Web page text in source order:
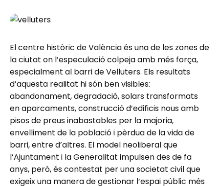
El centre històric de València és una de les zones de
la ciutat on l’especulació colpeja amb més força,
especialment al barri de Velluters. Els resultats
d’aquesta realitat hi són ben visibles:
abandonament, degradació, solars transformats
en aparcaments, construcció d’edificis nous amb
pisos de preus inabastables per la majoria,
envelliment de la població i pèrdua de la vida de
barri, entre d’altres. El model neoliberal que
l’Ajuntament i la Generalitat impulsen des de fa
anys, però, és contestat per una societat civil que
exigeix una manera de gestionar l’espai públic més